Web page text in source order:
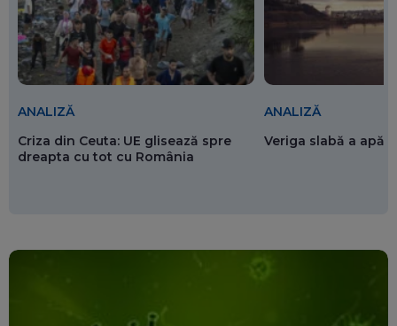
ANALIZĂ
Criza din Ceuta: UE glisează spre
dreapta cu tot cu România
ANALIZĂ
Veriga slabă a